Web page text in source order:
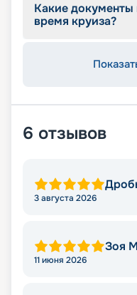
Какие документы
время круиза?
6 отзывов
3 августа 2026
Зоя
11 июня 2026